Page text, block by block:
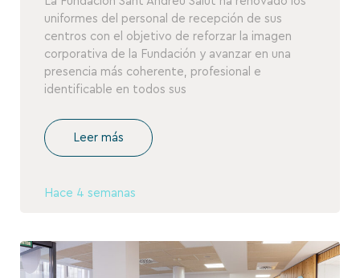
uniformes del personal de recepción de sus
centros con el objetivo de reforzar la imagen
corporativa de la Fundación y avanzar en una
presencia más coherente, profesional e
identificable en todos sus
Leer más
Hace 4 semanas